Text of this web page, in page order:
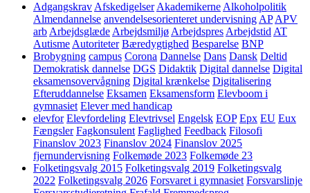
Adgangskrav Afskedigelser Akademikerne Alkoholpolitik
Almendannelse anvendelsesorienteret undervisning AP APV
arb Arbejdsglæde Arbejdsmiljø Arbejdspres Arbejdstid AT
Autisme Autoriteter Bæredygtighed Besparelse BNP
Brobygning campus Corona Dannelse Dans Dansk Deltid
Demokratisk dannelse DGS Didaktik Digital dannelse Digital
eksamensovervågning Digital krænkelse Digitalisering
Efteruddannelse Eksamen Eksamensform Elevboom i
gymnasiet Elever med handicap
elevfor Elevfordeling Elevtrivsel Engelsk EOP Epx EU Eux
Fængsler Fagkonsulent Faglighed Feedback Filosofi
Finanslov 2023 Finanslov 2024 Finanslov 2025
fjernundervisning Folkemøde 2023 Folkemøde 23
Folketingsvalg 2015 Folketingsvalg 2019 Folketingsvalg
2022 Folketingsvalg 2026 Forsvaret i gymnasiet Forsvarslinje